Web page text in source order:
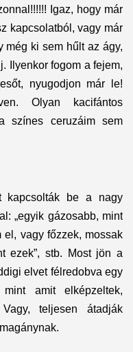
Igaz, hogy már
kapcsolatból, vagy már
még ki sem hűlt az ágy,
Ilyenkor fogom a fejem,
nyugodjon már le!
Olyan kacifántos
színes ceruzáim sem
kapcsolták be a nagy
„egyik gázosabb, mint
el, vagy főzzek, mossak
ezek”, stb. Most jön a
elvet félredobva egy
amit elképzeltek,
teljesen átadják